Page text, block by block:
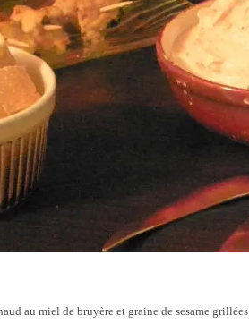
au miel de bruyère et graine de sesame grillées